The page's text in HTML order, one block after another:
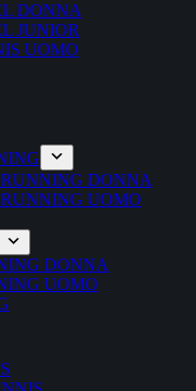
DONNA
JUNIOR
UOMO
DONNA
UOMO
DONNA
UOMO